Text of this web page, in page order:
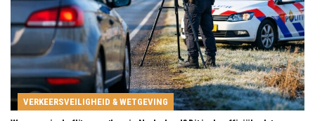
VERKEERSVEILIGHEID & WETGEVING